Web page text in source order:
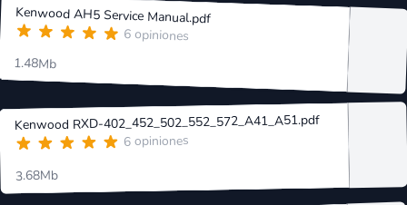
Kenwood AH5 Service Manual.pdf
6 opiniones
1.48Mb
Kenwood RXD-402_452_502_552_572_A41_A51.pdf
6 opiniones
3.68Mb